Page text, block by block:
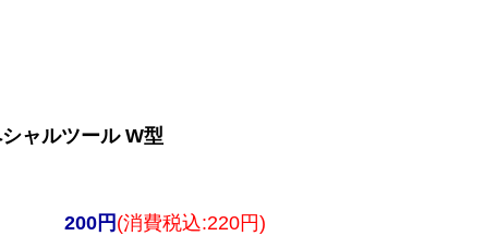
ャルツール W型
200円 (消費税込:220円)